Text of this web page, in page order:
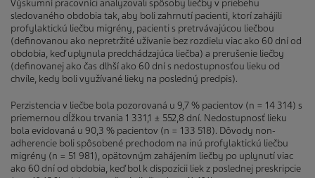
Výskumní pracovníci analyzovali spôsoby liečby v priebehu
sledovaného obdobia tak, aby boli zahrnutí pacienti, ktorí zahájili
profylaktickú liečbu migrény, pacienti s pretrvávajúcou liečbou
(definovanou ako nepretržité užívanie bez rozdielu viac ako 60 dní od
obdobia, keď uplynula predchádzajúca liečba) a prerušenie liečby
(definovanej ako čas dlhší ako 60 dní s nedostupnosťou lieku od
chvíle, kedy boli využívané lieky na posledný predpis).
Perzistencia v liečbe bola pozorovaná u 9,7 % pacientov (n = 14 314) s
priemernou dĺžkou trvania 1 331,1 ± 552,8 dní. Nedostupnosť lieku
bola evidovaná u 90,3 % pacientov (n = 133 518). Dôvody non-
adherencie boli spôsobené prechodom na inú profylaktickú liečbu
migrény (n = 51 981), opätovným zahájením liečby po uplynutí viac
ako 60 dní od obdobia, keď bol k dispozícii liek z poslednej preskripcie